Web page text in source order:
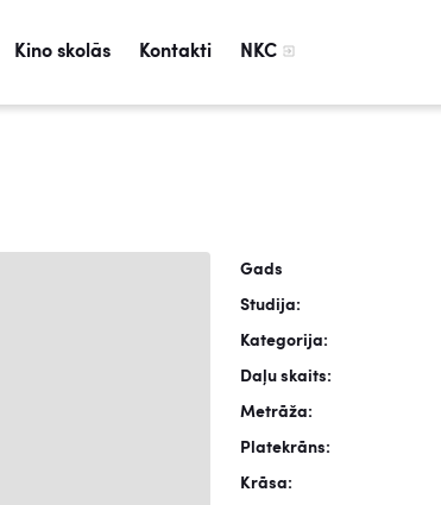
Kino skolās Kontakti NKC
Gads
Studija:
Kategorija:
Daļu skaits:
Metrāža:
Platekrāns:
Krāsa: